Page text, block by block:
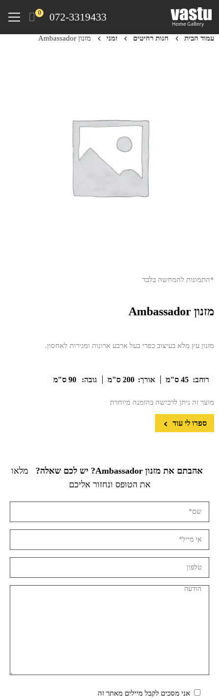
072-3319433
0
Menu
עמוד הבית חנות רהיטים זמני מזנון Ambassador
*התמונות להמחשה בלבד
מזנון Ambassador
מזנון עץ מלא בעיצוב כפרי בעל ארבע ארונות ומגירות לאחסון.
רוחב: 45 ס"מ אורך: 200 ס"מ גובה: 90 ס"מ
מוצר זה ניתן לרכישה בהזמנה מיוחדת
ספרו לי עוד
אהבתם את מזנון Ambassador? יש לכם שאלה?
מלאו
את הטופס ונחזור אליכם
אני מסכים לקבל מיילים מאתר זה